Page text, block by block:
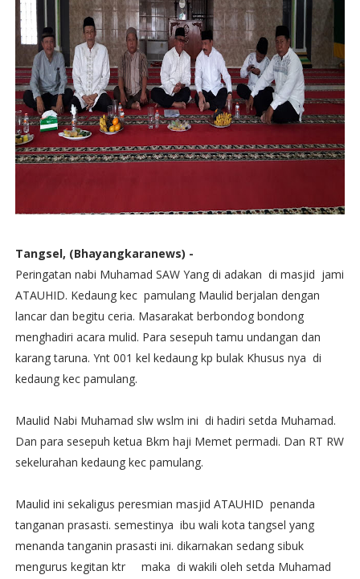
Tangsel, (Bhayangkaranews) -
Peringatan nabi Muhamad SAW Yang di adakan di masjid jami
ATAUHID. Kedaung kec pamulang Maulid berjalan dengan
lancar dan begitu ceria. Masarakat berbondog bondong
menghadiri acara mulid. Para sesepuh tamu undangan dan
karang taruna. Ynt 001 kel kedaung kp bulak Khusus nya di
kedaung kec pamulang.
Maulid Nabi Muhamad slw wslm ini di hadiri setda Muhamad.
Dan para sesepuh ketua Bkm haji Memet permadi. Dan RT RW
sekelurahan kedaung kec pamulang.
Maulid ini sekaligus peresmian masjid ATAUHID penanda
tanganan prasasti. semestinya ibu wali kota tangsel yang
menanda tanganin prasasti ini. dikarnakan sedang sibuk
mengurus kegitan ktr maka di wakili oleh setda Muhamad